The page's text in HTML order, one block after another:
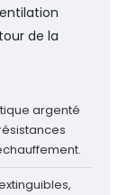
de la
argenté